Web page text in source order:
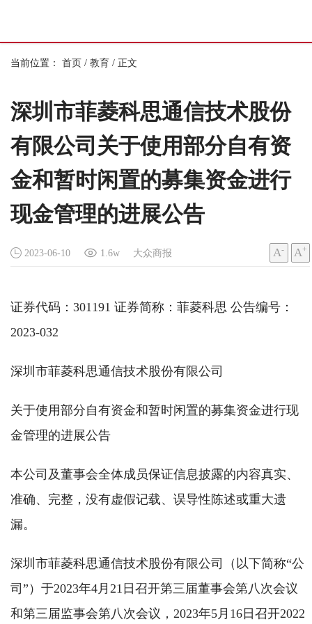
当前位置： 首页 / 教育 / 正文
深圳市菲菱科思通信技术股份
有限公司关于使用部分自有资
金和暂时闲置的募集资金进行
现金管理的进展公告
2023-06-10 1.6w 大众商报 A- A+
证券代码：301191 证券简称：菲菱科思 公告编号：
2023-032
深圳市菲菱科思通信技术股份有限公司
关于使用部分自有资金和暂时闲置的募集资金进行现
金管理的进展公告
本公司及董事会全体成员保证信息披露的内容真实、
准确、完整，没有虚假记载、误导性陈述或重大遗
漏。
深圳市菲菱科思通信技术股份有限公司（以下简称“公
司”）于2023年4月21日召开第三届董事会第八次会议
和第三届监事会第八次会议，2023年5月16日召开2022